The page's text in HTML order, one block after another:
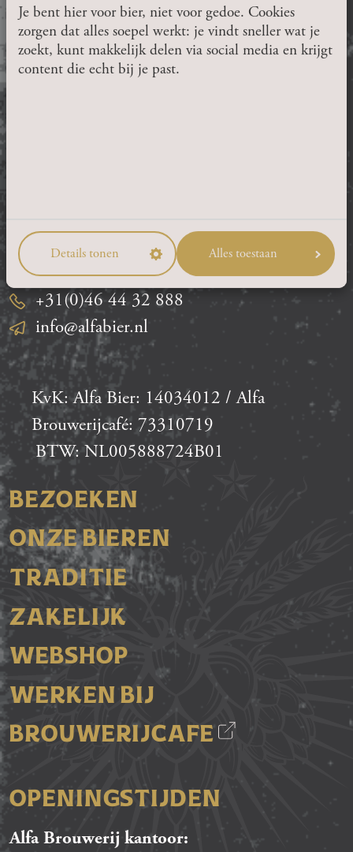
Je bent hier voor bier, niet voor gedoe. Cookies
zorgen dat alles soepel werkt: je vindt sneller wat je
zoekt, kunt makkelijk delen via social media en krijgt
content die echt bij je past.
Details tonen Alles toestaan
Route
+31(0)46 44 32 888
info@alfabier.nl
KvK: Alfa Bier: 14034012 / Alfa
Brouwerijcafé: 73310719
BTW: NL005888724B01
BEZOEKEN
ONZE BIEREN
TRADITIE
ZAKELIJK
WEBSHOP
WERKEN BIJ
BROUWERIJCAFE
OPENINGSTIJDEN
Alfa Brouwerij kantoor: